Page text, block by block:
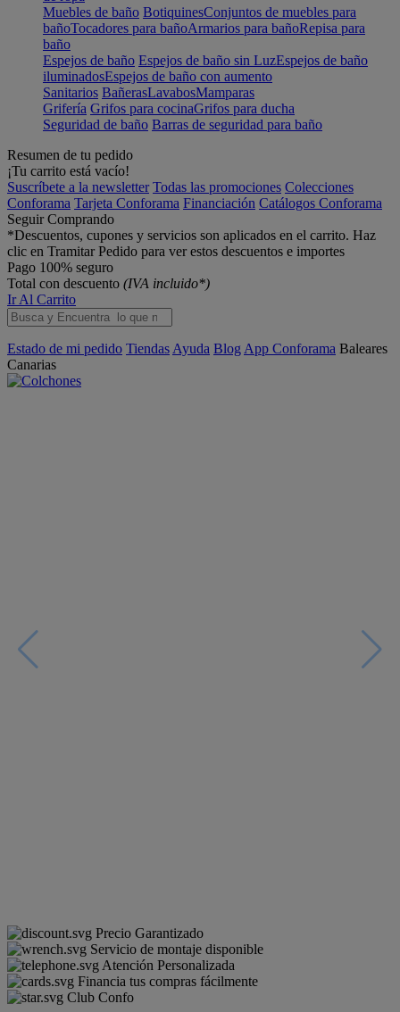
Muebles de baño BotiquinesConjuntos de muebles para
bañoTocadores para bañoArmarios para bañoRepisa para
baño
Espejos de baño Espejos de baño sin LuzEspejos de baño
iluminadosEspejos de baño con aumento
Sanitarios BañerasLavabosMamparas
Grifería Grifos para cocinaGrifos para ducha
Seguridad de baño Barras de seguridad para baño
Resumen de tu pedido
¡Tu carrito está vacío!
Suscríbete a la newsletter Todas las promociones Colecciones
Conforama Tarjeta Conforama Financiación Catálogos Conforama
Seguir Comprando
*Descuentos, cupones y servicios son aplicados en el carrito. Haz
clic en Tramitar Pedido para ver estos descuentos e importes
Pago 100% seguro
Total con descuento (IVA incluido*)
Ir Al Carrito
Estado de mi pedido Tiendas Ayuda Blog App Conforama Baleares
Canarias
Precio Garantizado
Servicio de montaje disponible
Atención Personalizada
Financia tus compras fácilmente
Club Confo